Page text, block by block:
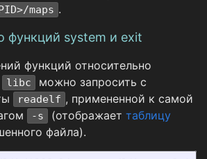
maps .
функций system и exit
функций относительно
libc
можно запросить с
readelf , примененной к самой
-s (отображает таблицу
файла).